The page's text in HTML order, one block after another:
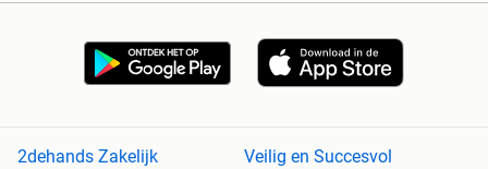
2dehands Zakelijk
Veilig en Succesvol